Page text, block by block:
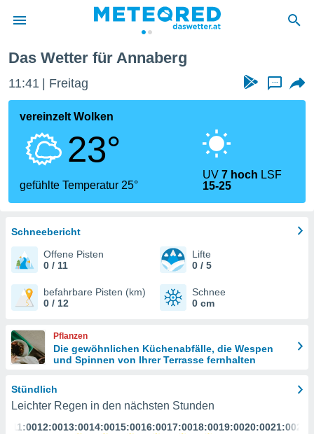
wurde
dass
sind.
diese
basiert,
zu
Ihnen
AKZEPTIEREN
FORTFAHREN
Das Wetter für Annaberg
11:41 Freitag ...
vereinzelt Wolken
23°
gefühlte Temperatur 25°
UV7 hoch LSF
15-25
Schneebericht
Offene Pisten
0 / 11
Lifte
0 / 5
befahrbare Pisten (km)
0 / 12
Schnee
0 cm
Pflanzen
Die gewöhnlichen Küchenabfälle, die Wespen
und Spinnen von Ihrer Terrasse fernhalten
Stündlich
Leichter Regen in den nächsten Stunden
11:0012:0013:0014:0015:0016:0017:0018:0019:0020:0021:00